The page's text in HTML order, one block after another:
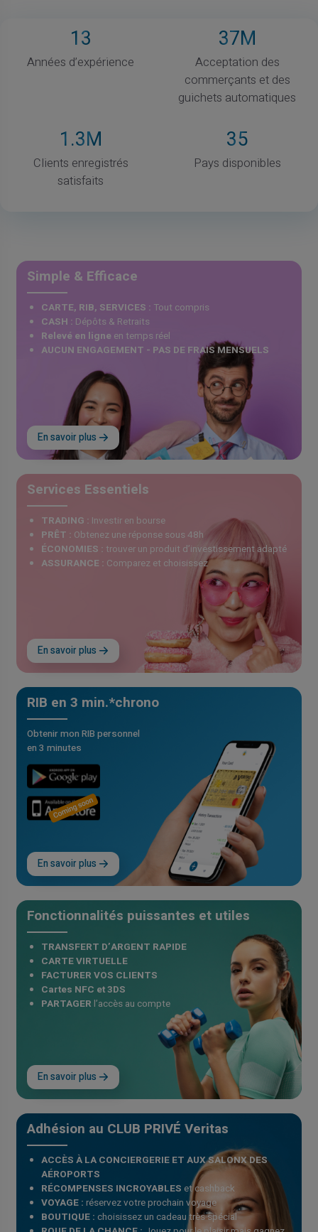
13
Années d’expérience
37M
Acceptation des
commerçants et des
guichets automatiques
1.3M
Clients enregistrés
satisfaits
35
Pays disponibles
Simple & Efficace
CARTE, RIB, SERVICES : Tout compris
CASH : Dépôts & Retraits
Relevé en ligne en temps réel
AUCUN ENGAGEMENT - PAS DE FRAIS MENSUELS
En savoir plus
Services Essentiels
TRADING : Investir en bourse
PRÊT : Obtenez une réponse sous 48h
ÉCONOMIES : trouver un produit d’investissement adapté
ASSURANCE : Comparez et choisissez
En savoir plus
RIB en 3 min.*chrono
Obtenir mon RIB personnel
en 3 minutes
En savoir plus
Fonctionnalités puissantes et utiles
TRANSFERT D’ARGENT RAPIDE
CARTE VIRTUELLE
FACTURER VOS CLIENTS
Cartes NFC et 3DS
PARTAGER l’accès au compte
En savoir plus
Adhésion au CLUB PRIVÉ Veritas
ACCÈS À LA CONCIERGERIE ET ​​AUX SALONX DES
AÉROPORTS
RÉCOMPENSES INCROYABLES et cashback
VOYAGE : réservez votre prochain voyage
BOUTIQUE : choisissez un cadeau très spécial